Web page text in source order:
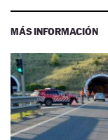
MÁS INFORMACIÓN